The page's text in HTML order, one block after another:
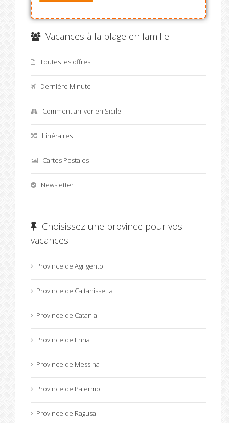
Vacances à la plage en famille
Toutes les offres
Dernière Minute
Comment arriver en Sicile
Itinéraires
Cartes Postales
Newsletter
Choisissez une province pour vos
vacances
Province de Agrigento
Province de Caltanissetta
Province de Catania
Province de Enna
Province de Messina
Province de Palermo
Province de Ragusa